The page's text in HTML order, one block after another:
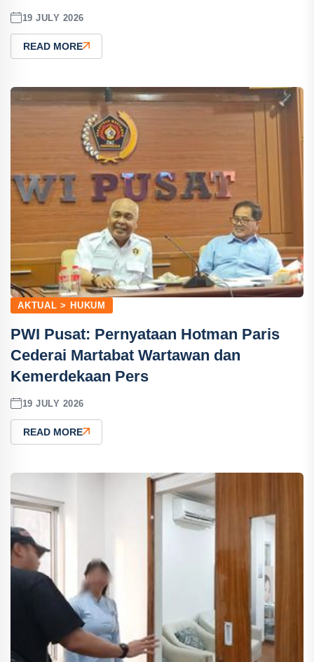
19 JULY 2026
READ MORE
AKTUAL > HUKUM
PWI Pusat: Pernyataan Hotman Paris
Cederai Martabat Wartawan dan
Kemerdekaan Pers
19 JULY 2026
READ MORE